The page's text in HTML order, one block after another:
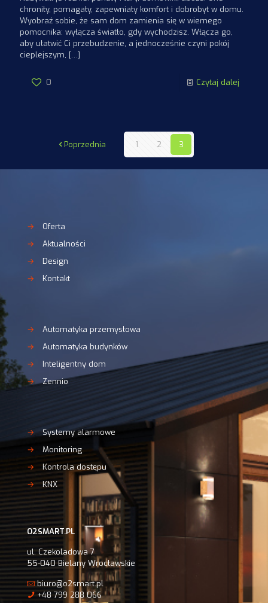
chroniły, pomagały, zapewniały komfort i dobrobyt w domu.
Wyobraź sobie, że sam dom zamienia się w wiernego
pomocnika: wyłącza światło, gdy wychodzisz. Włącza go,
aby ułatwić Ci przebudzenie, a jednocześnie czyni pokój
cieplejszym, […]
0 Czytaj dalej
Poprzednia 1 2 3
→
Oferta
→
Aktualności
→
Design
→
Kontakt
→
Automatyka przemysłowa
→
Automatyka budynków
→
Inteligentny dom
→
Zennio
→
Systemy alarmowe
→
Monitoring
→
Kontrola dostępu
→
KNX
O2SMART.PL
ul. Czekoladowa 7
55-040 Bielany Wrocławskie
biuro@o2smart.pl
+48 799 288 066